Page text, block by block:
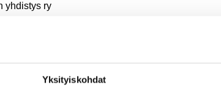
Yksityiskohdat
yhdistys ry